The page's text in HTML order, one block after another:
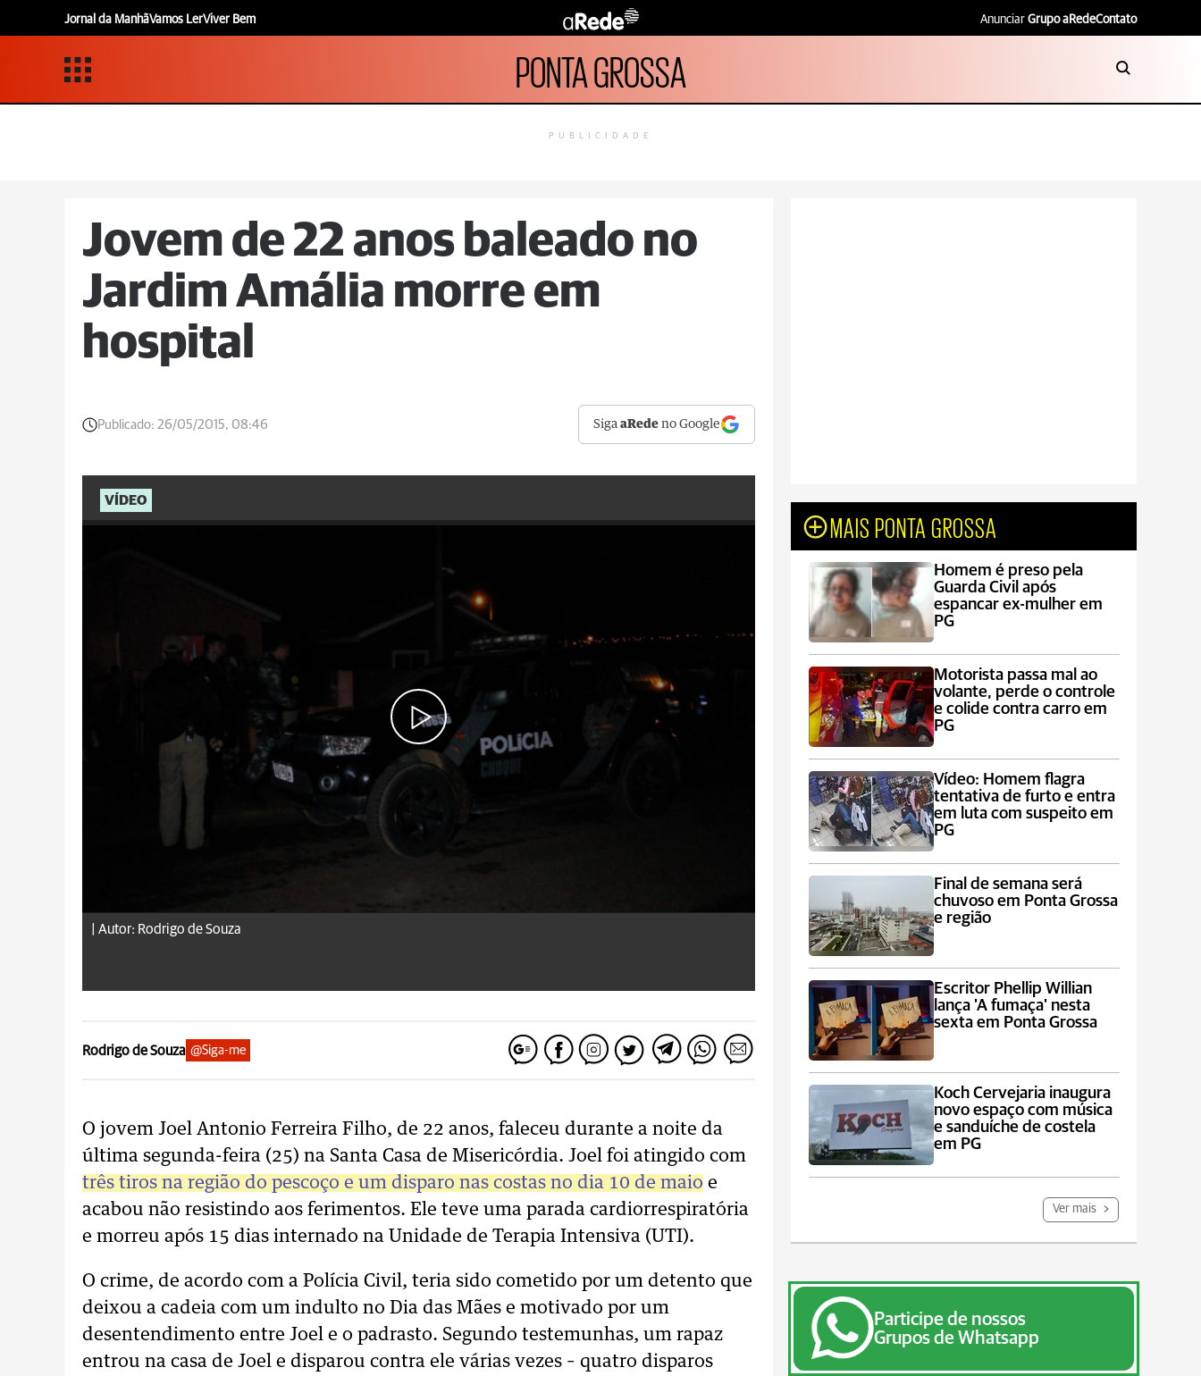
Jornal da ManhãVamos LerViver Bem Anunciar Grupo aRedeContato
PONTA GROSSA
PUBLICIDADE
Jovem de 22 anos baleado no
Jardim Amália morre em
hospital
Publicado: 26/05/2015, 08:46 SigaaRede no Google
VÍDEO
Autor: Rodrigo de Souza
Rodrigo de Souza @Siga-me
O jovem Joel Antonio Ferreira Filho, de 22 anos, faleceu durante a noite da
última segunda-feira (25) na Santa Casa de Misericórdia. Joel foi atingido com
três tiros na região do pescoço e um disparo nas costas no dia 10 de maio e
acabou não resistindo aos ferimentos. Ele teve uma parada cardiorrespiratória
e morreu após 15 dias internado na Unidade de Terapia Intensiva (UTI).
O crime, de acordo com a Polícia Civil, teria sido cometido por um detento que
deixou a cadeia com um indulto no Dia das Mães e motivado por um
desentendimento entre Joel e o padrasto. Segundo testemunhas, um rapaz
entrou na casa de Joel e disparou contra ele várias vezes – quatro disparos
MAIS PONTA GROSSA
Homem é preso pela
Guarda Civil após
espancar ex-mulher em
PG
Motorista passa mal ao
volante, perde o controle
e colide contra carro em
PG
Vídeo: Homem flagra
tentativa de furto e entra
em luta com suspeito em
PG
Final de semana será
chuvoso em Ponta Grossa
e região
Escritor Phellip Willian
lança 'A fumaça' nesta
sexta em Ponta Grossa
Koch Cervejaria inaugura
novo espaço com música
e sanduíche de costela
em PG
Ver mais
Participe de nossos
Grupos de Whatsapp